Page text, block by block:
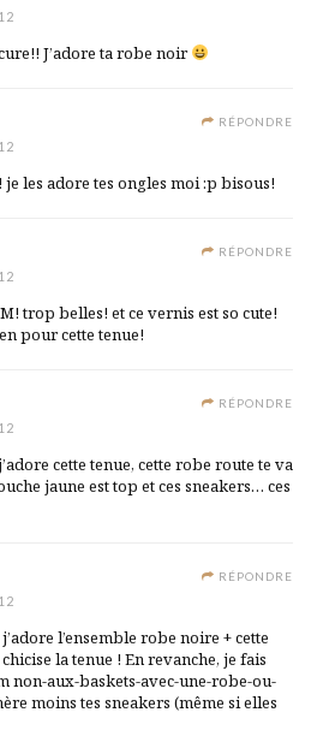
J’adore ta robe noir
RÉPONDRE
je les adore tes ongles moi :p bisous!
RÉPONDRE
trop belles! et ce vernis est so cute!
pour cette tenue!
RÉPONDRE
cette tenue, cette robe route te va
jaune est top et ces sneakers… ces
RÉPONDRE
l’ensemble robe noire + cette
la tenue ! En revanche, je fais
non-aux-baskets-avec-une-robe-ou-
moins tes sneakers (même si elles